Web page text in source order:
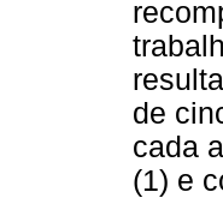
de
cada
(1) e